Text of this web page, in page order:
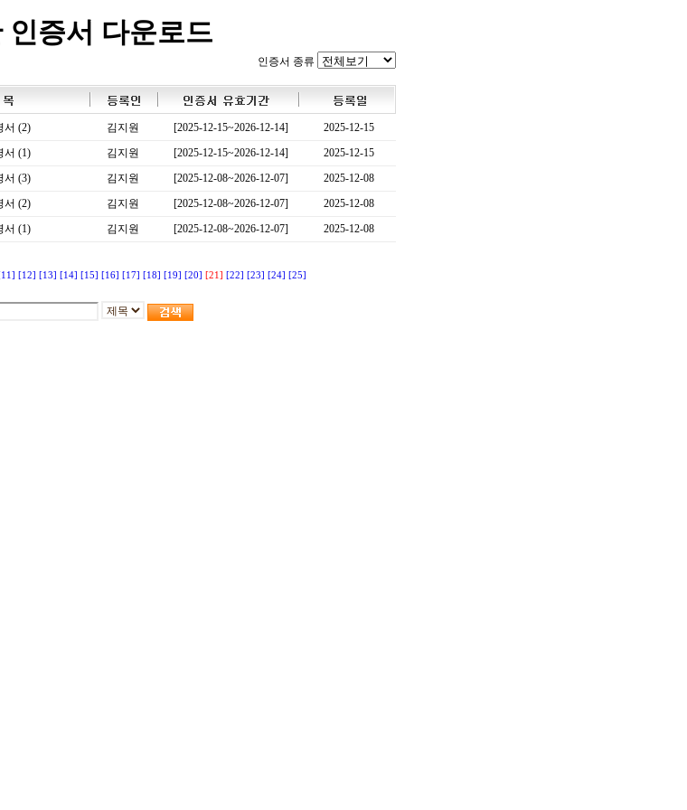
인증서 다운로드
인증서 종류
서 (2) 김지원 [2025-12-15~2026-12-14]
2025-12-15
서 (1) 김지원 [2025-12-15~2026-12-14]
2025-12-15
서 (3) 김지원 [2025-12-08~2026-12-07]
2025-12-08
서 (2) 김지원 [2025-12-08~2026-12-07]
2025-12-08
서 (1) 김지원 [2025-12-08~2026-12-07] 2025-12-08
[12] [13] [14] [15] [16] [17] [18] [19] [20] [21] [22] [23] [24] [25]